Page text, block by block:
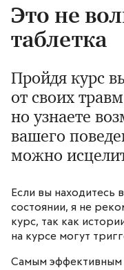
Это не
таблетка
Пройдя курс
от своих
но узнаете
вашего
можно
Если вы находитесь
состоянии, я не
курс, так как
на курсе могут
Самым эффективным